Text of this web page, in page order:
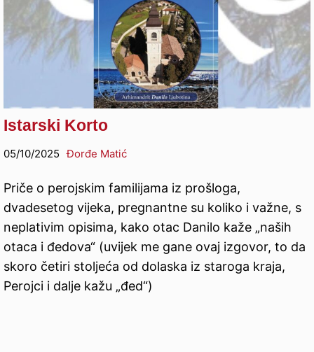
Istarski Korto
05/10/2025 Đorđe Matić
Priče o perojskim familijama iz prošloga,
dvadesetog vijeka, pregnantne su koliko i važne, s
neplativim opisima, kako otac Danilo kaže „naših
otaca i đedova“ (uvijek me gane ovaj izgovor, to da
skoro četiri stoljeća od dolaska iz staroga kraja,
Perojci i dalje kažu „đed“)